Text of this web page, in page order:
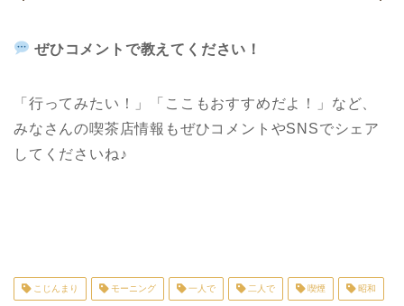
ぜひコメントで教えてください！
「行ってみたい！」「ここもおすすめだよ！」など、
みなさんの喫茶店情報もぜひコメントやSNSでシェア
してくださいね♪
こじんまり モーニング 一人で 二人で 喫煙 昭和